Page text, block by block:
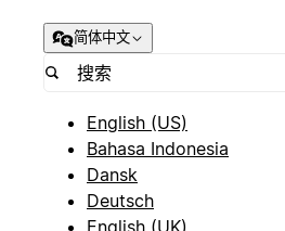
简体中文
English (US)
Bahasa Indonesia
Dansk
Deutsch
English (UK)